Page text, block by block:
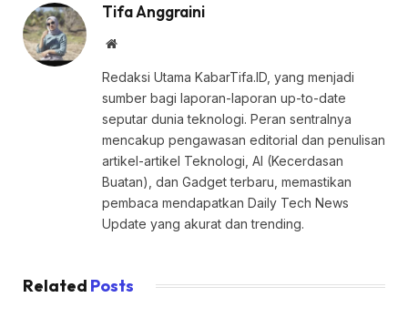
Tifa Anggraini
Website
Redaksi Utama KabarTifa.ID, yang menjadi
sumber bagi laporan-laporan up-to-date
seputar dunia teknologi. Peran sentralnya
mencakup pengawasan editorial dan penulisan
artikel-artikel Teknologi, AI (Kecerdasan
Buatan), dan Gadget terbaru, memastikan
pembaca mendapatkan Daily Tech News
Update yang akurat dan trending.
Related Posts